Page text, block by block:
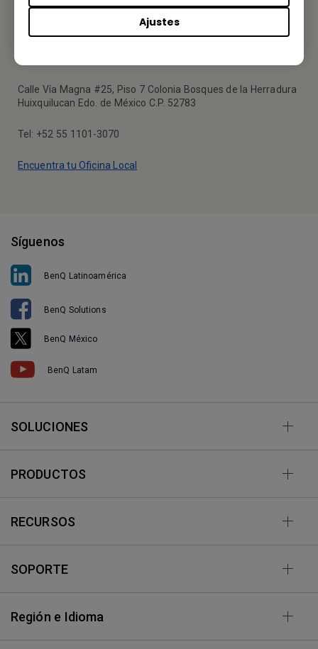
Ajustes
Tu Oficina Local
Calle Vía Magna #25, Piso 7 Colonia Bosques de la Herradura
Huixquilucan Edo. de México C.P. 52783
Tel: +52 55 1101-3070
Encuentra tu Oficina Local
Síguenos
BenQ Latinoamérica
BenQ Solutions
BenQ México
BenQ Latam
SOLUCIONES
PRODUCTOS
RECURSOS
SOPORTE
Región e Idioma